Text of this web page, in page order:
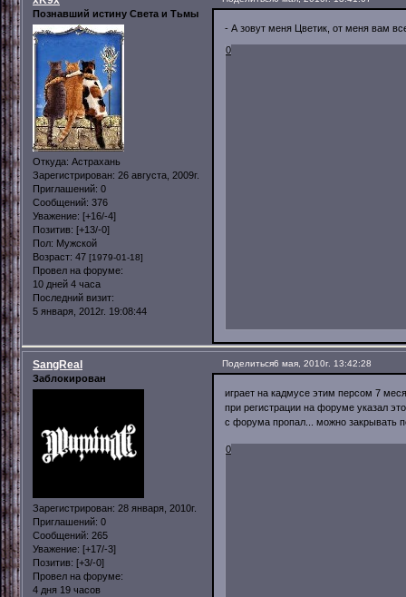
Познавший истину Света и Тьмы
Откуда: Астрахань
Зарегистрирован: 26 августа, 2009г.
Приглашений: 0
Сообщений: 376
Уважение: [+16/-4]
Позитив: [+13/-0]
Пол: Мужской
Возраст: 47 [1979-01-18]
Провел на форуме:
10 дней 4 часа
Последний визит:
5 января, 2012г. 19:08:44
- А зовут меня Цветик, от меня вам
0
Поделиться6 мая, 2010г. 13:42:28
SangReal
Заблокирован
Зарегистрирован: 28 января, 2010г.
Приглашений: 0
Сообщений: 265
Уважение: [+17/-3]
Позитив: [+3/-0]
Провел на форуме:
4 дня 19 часов
играет на кадмусе этим персом 7
при регистрации на форуме указал
с форума пропал... можно закрывать
0